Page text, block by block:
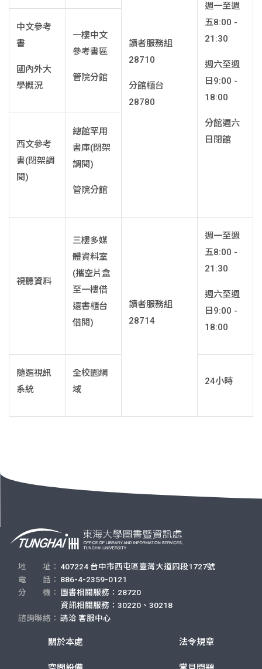
讀者服務組
28710
分館櫃台
28780
週一至週
五8:00 -
21:30
週六至週
日9:00 -
18:00
分館週六
日閉館
中文參考
書
國內外大
學概況
一樓中文
參考書區
管院分館
西文參考
書(閉架調
閱)
總館罕用
書庫(閉架
調閱)
管院分館
視聽資料
三樓多媒
體資料室
(攜空片盒
至一樓借
還書櫃台
借閱)
讀者服務組
28714
週一至週
五8:00 -
21:30
週六至週
日9:00 -
18:00
隨選視訊
系統
全校園網
域
24小時
地 址： 407224 台中市西屯區臺灣大道四段1727號
電 話： 886-4-2359-0121
分 機：
圖書相關服務：28720
資訊相關服務：30220、30218
諮詢聯絡： 請洽 客服中心
關於本處 法令規章